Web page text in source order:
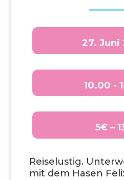
27. Juni
10.00 -
5€ –
Reiselustig.
mit dem Hasen